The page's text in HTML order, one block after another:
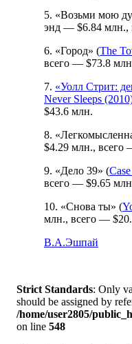
5. «Возьми мою
энд — $6.84 млн.,
6. «Город» (The
всего — $73.8
7. «Уолл Стрит:
Never Sleeps
$43.6 млн.
8.
$4.29 млн., всего
9. «Дело 39» (
всего — $9.65
10. «Снова ты» (
млн., всего —
В.А.Эшпай
Strict Standards: Only
should be assigned by
/home/user2805/
on line 548